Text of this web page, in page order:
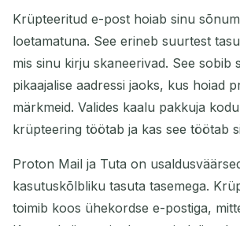
Krüpteeritud e-post hoiab sinu
loetamatuna. See erineb suurtest
mis sinu kirju skaneerivad. See sobib
pikaajalise aadressi jaoks, kus hoiad
märkmeid. Valides kaalu pakkuja
krüpteering töötab ja kas see töötab
Proton Mail ja Tuta on
kasutuskõlbliku tasuta tasemega.
toimib koos ühekordse e-postiga,